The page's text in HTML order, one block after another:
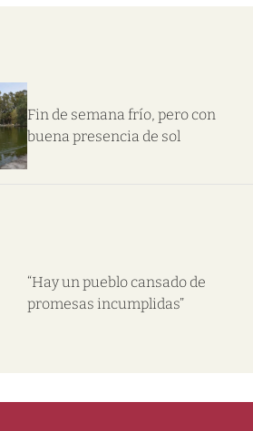
Fin de semana frío, pero con
buena presencia de sol
“Hay un pueblo cansado de
promesas incumplidas”